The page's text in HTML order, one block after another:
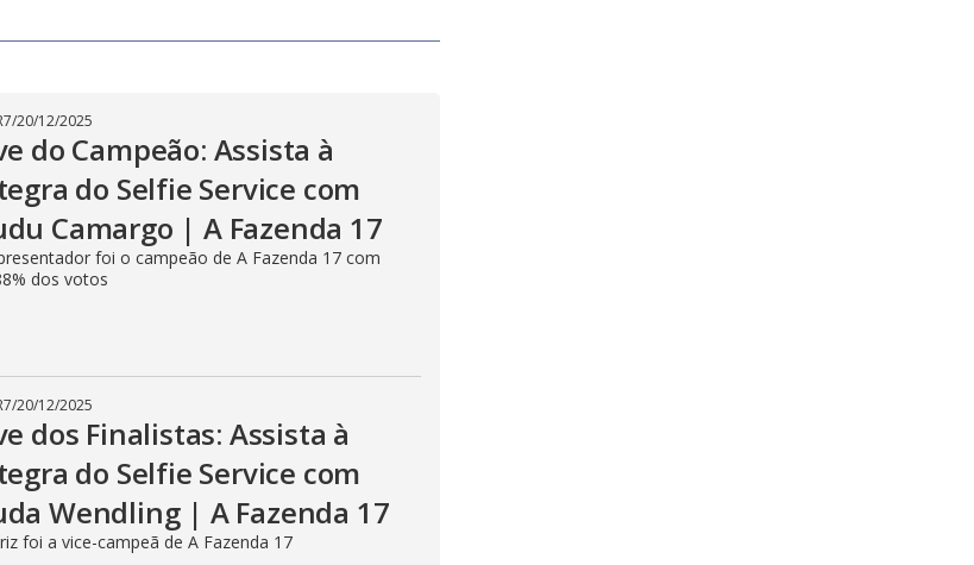
/20/12/2025
do Campeão: Assista à
do Selfie Service com
Camargo | A Fazenda 17
foi o campeão de A Fazenda 17 com
dos votos
/20/12/2025
dos Finalistas: Assista à
do Selfie Service com
Wendling | A Fazenda 17
foi a vice-campeã de A Fazenda 17